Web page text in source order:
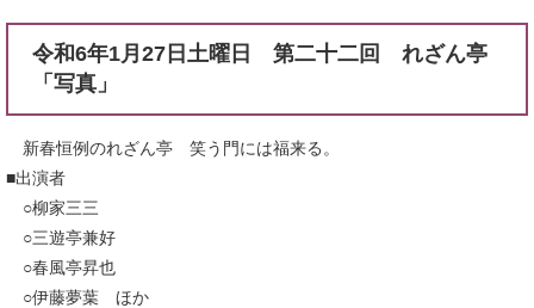
令和6年1月27日土曜日 第二十二回 れざん亭
「写真」
新春恒例のれざん亭 笑う門には福来る。
■出演者
○柳家三三
○三遊亭兼好
○春風亭昇也
○伊藤夢葉 ほか